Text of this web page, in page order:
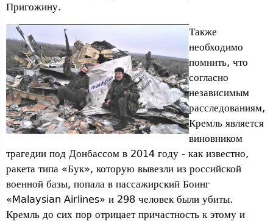
Пригожину.
Также
необходимо
помнить, что
согласно
независимым
расследованиям,
Кремль является
виновником
трагедии под Донбассом в 2014 году - как известно,
ракета типа «Бук», которую вывезли из российской
военной базы, попала в пассажирский Боинг
«Malaysian Airlines» и 298 человек были убиты.
Кремль до сих пор отрицает причастность к этому и